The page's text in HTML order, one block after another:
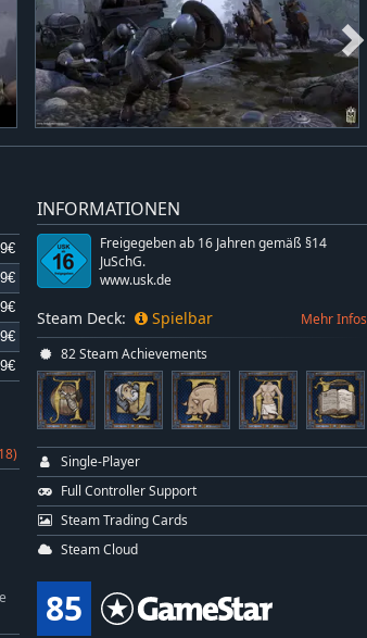
INFORMATIONEN
Freigegeben ab 16 Jahren gemäß §14
JuSchG.
www.usk.de
Steam Deck: Spielbar Mehr Infos
82 Steam Achievements
Single-Player
Full Controller Support
Steam Trading Cards
Steam Cloud
85